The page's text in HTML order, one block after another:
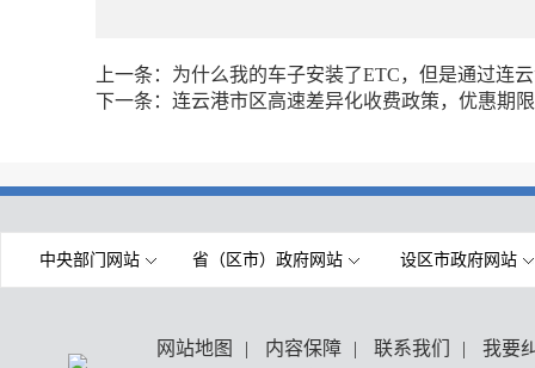
上一条： 为什么我的车子安装了ETC，但是通过连
下一条： 连云港市区高速差异化收费政策，优惠期
中央部门网站 省（区市）政府网站 设区市政府网站
网站地图 | 内容保障 | 联系我们 | 我要